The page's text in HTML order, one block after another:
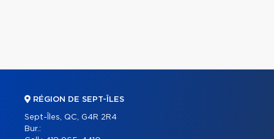
RÉGION DE SEPT-ÎLES
Sept-Îles, QC, G4R 2R4
Bur.: